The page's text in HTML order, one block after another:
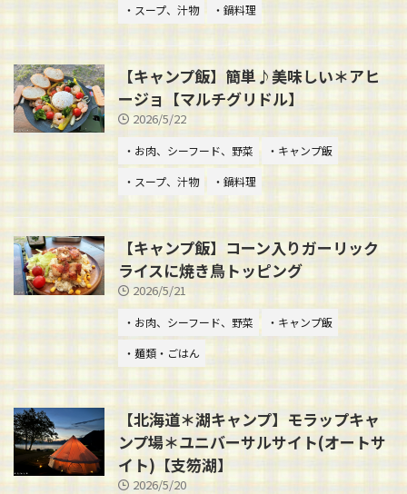
・スープ、汁物 ・鍋料理
【キャンプ飯】簡単♪美味しい＊アヒ
ージョ【マルチグリドル】
2026/5/22
・お肉、シーフード、野菜
・キャンプ飯
・スープ、汁物
・鍋料理
【キャンプ飯】コーン入りガーリック
ライスに焼き鳥トッピング
2026/5/21
・お肉、シーフード、野菜
・キャンプ飯
・麺類・ごはん
【北海道＊湖キャンプ】モラップキャ
ンプ場＊ユニバーサルサイト(オートサ
イト)【支笏湖】
2026/5/20